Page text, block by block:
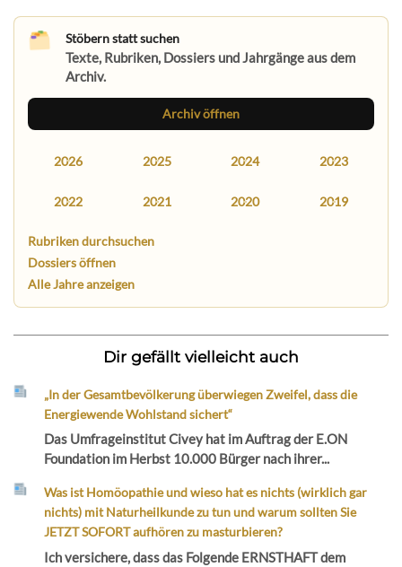
Stöbern statt suchen
Texte, Rubriken, Dossiers und Jahrgänge aus dem
Archiv.
Archiv öffnen
2026 2025 2024 2023
2022 2021 2020 2019
Rubriken durchsuchen
Dossiers öffnen
Alle Jahre anzeigen
Dir gefällt vielleicht auch
„In der Gesamtbevölkerung überwiegen Zweifel, dass die
Energiewende Wohlstand sichert“
Das Umfrageinstitut Civey hat im Auftrag der E.ON
Foundation im Herbst 10.000 Bürger nach ihrer...
Was ist Homöopathie und wieso hat es nichts (wirklich gar
nichts) mit Naturheilkunde zu tun und warum sollten Sie
JETZT SOFORT aufhören zu masturbieren?
Ich versichere, dass das Folgende ERNSTHAFT dem